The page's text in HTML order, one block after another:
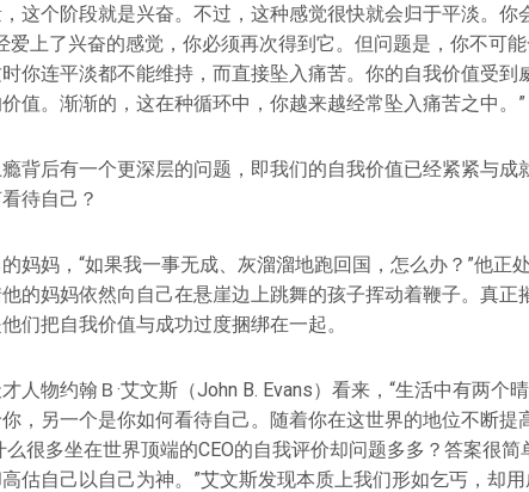
这个阶段就是兴奋。不过，这种感觉很快就会归于平淡。你
爱上了兴奋的感觉，你必须再次得到它。但问题是，你不可
你连平淡都不能维持，而直接坠入痛苦。你的自我价值受到
值。渐渐的，这在种循环中，你越来越经常坠入痛苦之中。”
背后有一个更深层的问题，即我们的自我价值已经紧紧与成
待自己？
妈妈，“如果我一事无成、灰溜溜地跑回国，怎么办？”他正
的妈妈依然向自己在悬崖边上跳舞的孩子挥动着鞭子。真正
们把自我价值与成功过度捆绑在一起。
人物约翰Ｂ·艾文斯（John B. Evans）看来，“生活中有两个
，另一个是你如何看待自己。随着你在这世界的地位不断提
很多坐在世界顶端的CEO的自我评价却问题多多？答案很简
估自己以自己为神。”艾文斯发现本质上我们形如乞丐，却